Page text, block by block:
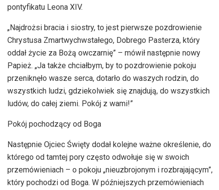
pontyfikatu Leona XIV.
„Najdrożsi bracia i siostry, to jest pierwsze pozdrowienie
Chrystusa Zmartwychwstałego, Dobrego Pasterza, który
oddał życie za Bożą owczarnię” – mówił następnie nowy
Papież. „Ja także chciałbym, by to pozdrowienie pokoju
przeniknęło wasze serca, dotarło do waszych rodzin, do
wszystkich ludzi, gdziekolwiek się znajdują, do wszystkich
ludów, do całej ziemi. Pokój z wami!”
Pokój pochodzący od Boga
Następnie Ojciec Święty dodał kolejne ważne określenie, do
którego od tamtej pory często odwołuje się w swoich
przemówieniach – o pokoju „nieuzbrojonym i rozbrajającym”,
który pochodzi od Boga. W późniejszych przemówieniach